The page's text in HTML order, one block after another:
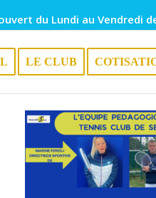
du Lundi au Vendredi
LE CLUB